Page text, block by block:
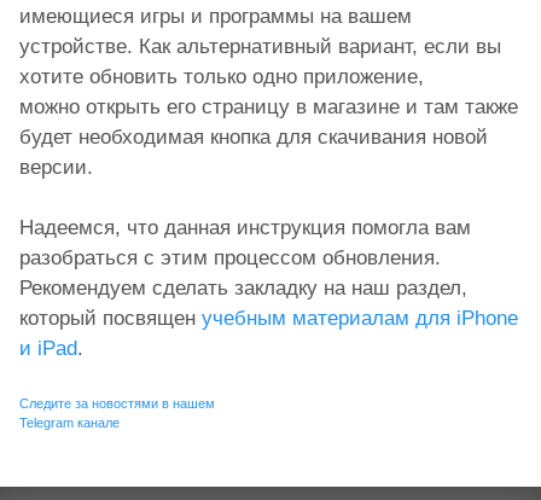
имеющиеся игры и программы на вашем
устройстве. Как альтернативный вариант, если вы
хотите обновить только одно приложение,
можно открыть его страницу в магазине и там также
будет необходимая кнопка для скачивания новой
версии.
Надеемся, что данная инструкция помогла вам
разобраться с этим процессом обновления.
Рекомендуем сделать закладку на наш раздел,
который посвящен учебным материалам для iPhone
и iPad.
Следите за новостями в нашем
Telegram канале